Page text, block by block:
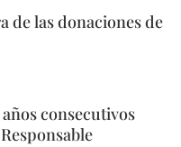
de las donaciones de
consecutivos